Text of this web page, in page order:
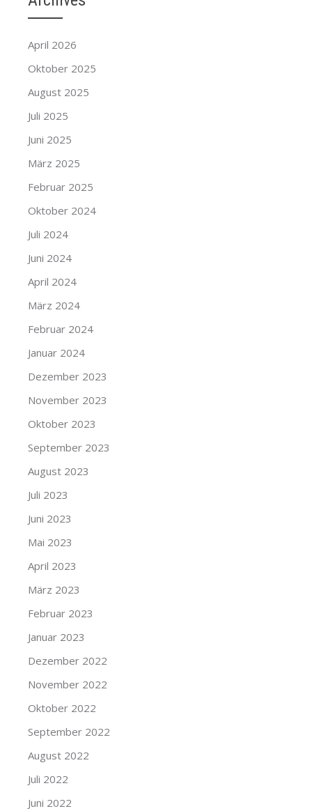
April 2026
Oktober 2025
August 2025
Juli 2025
Juni 2025
März 2025
Februar 2025
Oktober 2024
Juli 2024
Juni 2024
April 2024
März 2024
Februar 2024
Januar 2024
Dezember 2023
November 2023
Oktober 2023
September 2023
August 2023
Juli 2023
Juni 2023
Mai 2023
April 2023
März 2023
Februar 2023
Januar 2023
Dezember 2022
November 2022
Oktober 2022
September 2022
August 2022
Juli 2022
Juni 2022